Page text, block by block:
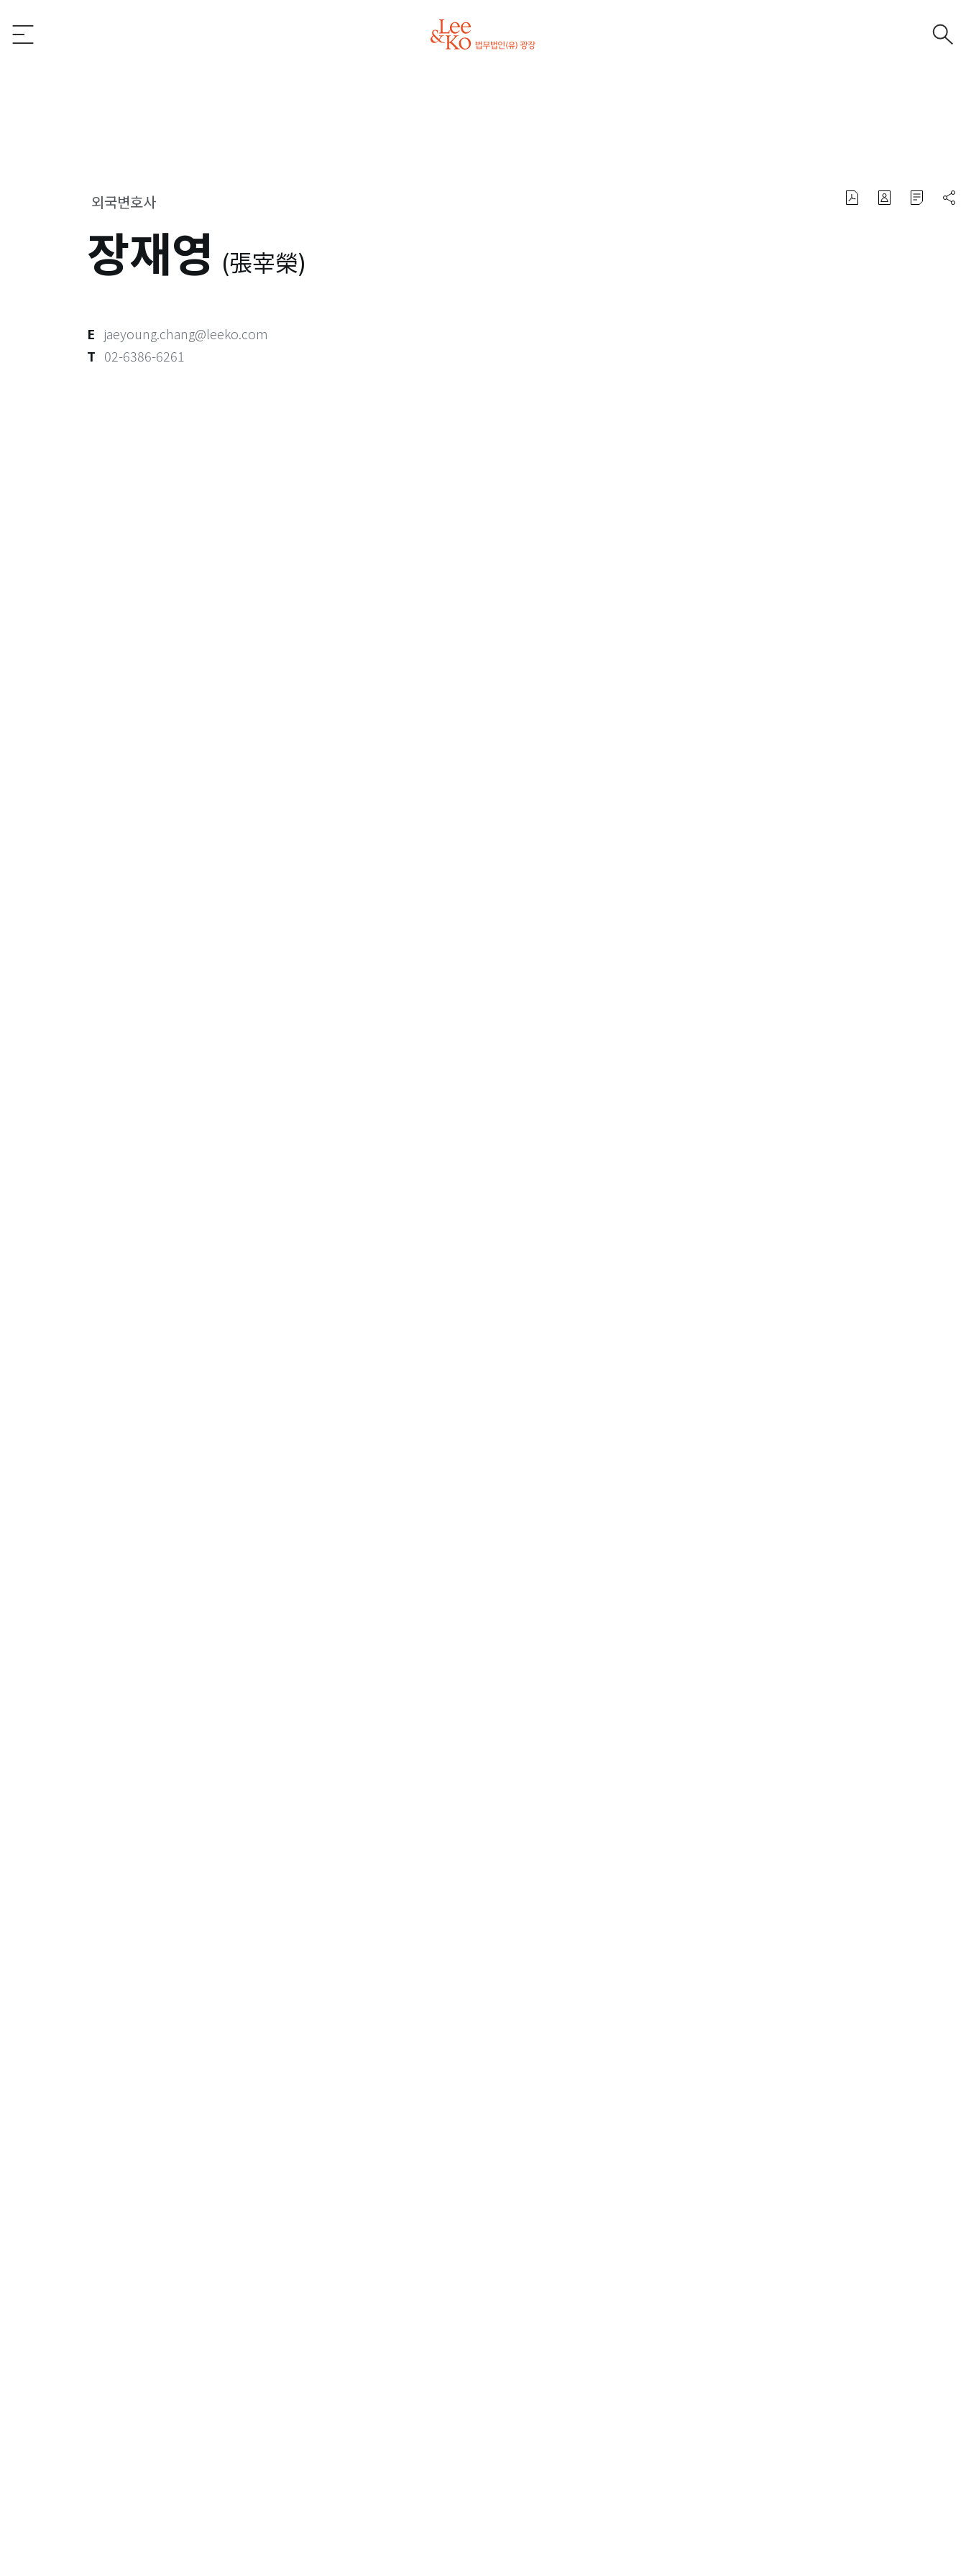
외국변호사
장재영 (張宰榮)
E jaeyoung.chang@leeko.com
T 02-6386-6261